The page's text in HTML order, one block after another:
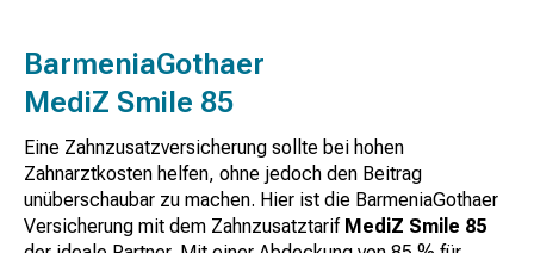
BarmeniaGothaer
MediZ Smile 85
Eine Zahnzusatzversicherung sollte bei hohen
Zahnarztkosten helfen, ohne jedoch den Beitrag
unüberschaubar zu machen. Hier ist die BarmeniaGothaer
Versicherung mit dem Zahnzusatztarif MediZ Smile 85